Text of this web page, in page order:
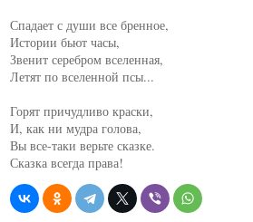
Спадает с души все бренное,
Истории бьют часы,
Звенит серебром вселенная,
Летят по вселенной псы...
Горят причудливо краски,
И, как ни мудра голова,
Вы все-таки верьте сказке.
Сказка всегда права!